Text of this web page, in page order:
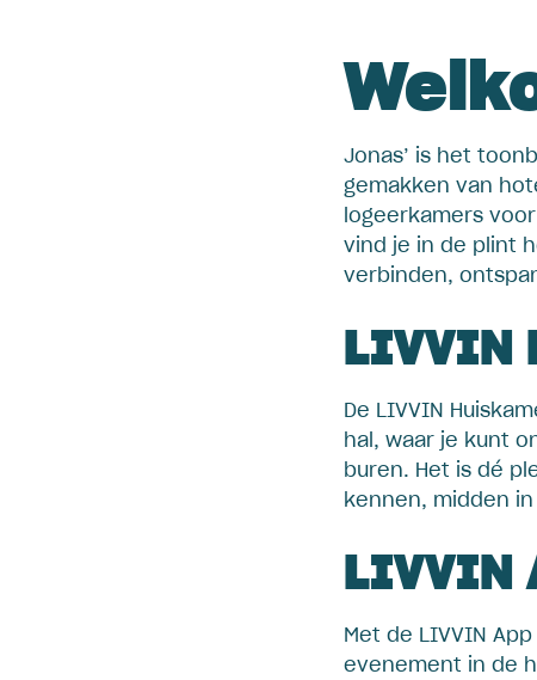
Jonas’ is het
gemakken van
logeerkamers
vind je in de plint
verbinden,
LIVVIN
De LIVVIN
hal, waar je kunt
buren. Het is dé
kennen, midden
LIVVIN
Met de LIVVIN
evenement in de